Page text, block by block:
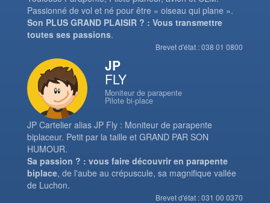
Passionné de vol et né pour être « oiseau qui plane ».
Son PLUS GRAND PLAISIR ? : Vous transmettre
toutes ses passions.
Brevet d'état : 038 01 0800
JP
FLY
Moniteur de parapente
Pilote bi-place
JP Cartelier alias JP Fly : Moniteur de parapente
biplaceur. Petit par la taille et GRAND PAR SON
HUMOUR.
Sa passion ? : vous faire découvrir en parapente
biplace, de l'aube au crépuscule, sa magnifique vallée
de Luchon.
Brevet d'état : 031 00 0370